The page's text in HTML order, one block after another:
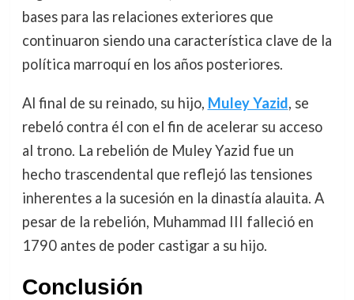
bases para las relaciones exteriores que
continuaron siendo una característica clave de la
política marroquí en los años posteriores.
Al final de su reinado, su hijo, Muley Yazid, se
rebeló contra él con el fin de acelerar su acceso
al trono. La rebelión de Muley Yazid fue un
hecho trascendental que reflejó las tensiones
inherentes a la sucesión en la dinastía alauita. A
pesar de la rebelión, Muhammad III falleció en
1790 antes de poder castigar a su hijo.
Conclusión